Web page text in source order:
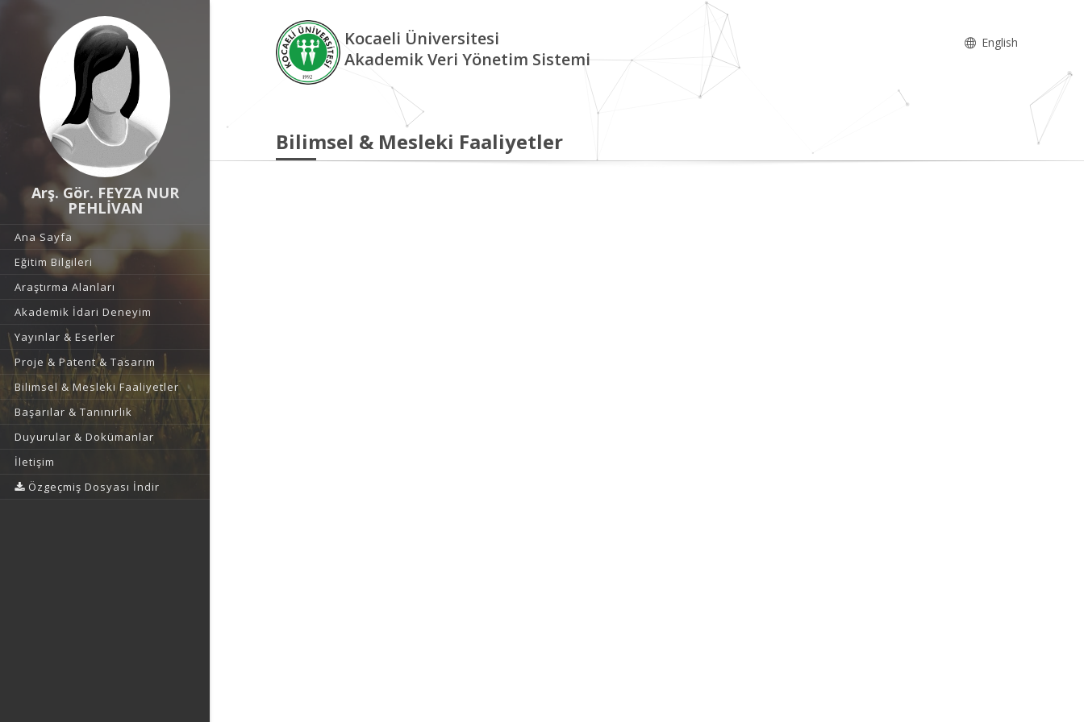
Arş. Gör. FEYZA NUR
PEHLİVAN
Ana Sayfa
Eğitim Bilgileri
Araştırma Alanları
Akademik İdari Deneyim
Yayınlar & Eserler
Proje & Patent & Tasarım
Bilimsel & Mesleki Faaliyetler
Başarılar & Tanınırlık
Duyurular & Dokümanlar
İletişim
Özgeçmiş Dosyası İndir
Kocaeli Üniversitesi
Akademik Veri Yönetim Sistemi
English
Bilimsel & Mesleki Faaliyetler